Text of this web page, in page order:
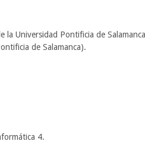
la Universidad Pontificia de
de Salamanca).
4.